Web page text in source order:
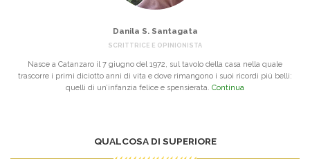
Danila S. Santagata
SCRITTRICE E OPINIONISTA
Nasce a Catanzaro il 7 giugno del 1972, sul tavolo della casa nella quale
trascorre i primi diciotto anni di vita e dove rimangono i suoi ricordi più belli:
quelli di un’infanzia felice e spensierata. Continua
QUALCOSA DI SUPERIORE